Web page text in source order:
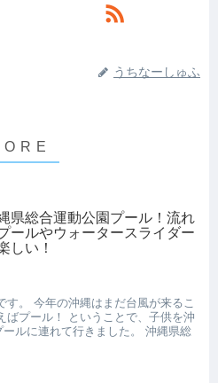
うちなーしゅふ
県総合運動公園プール！流れ
ールやウォータースライダー
しい！
す。 今年の沖縄はまだ台風が来るこ
ばプール！ ということで、子供を沖
ルに連れて行きました。 沖縄県総